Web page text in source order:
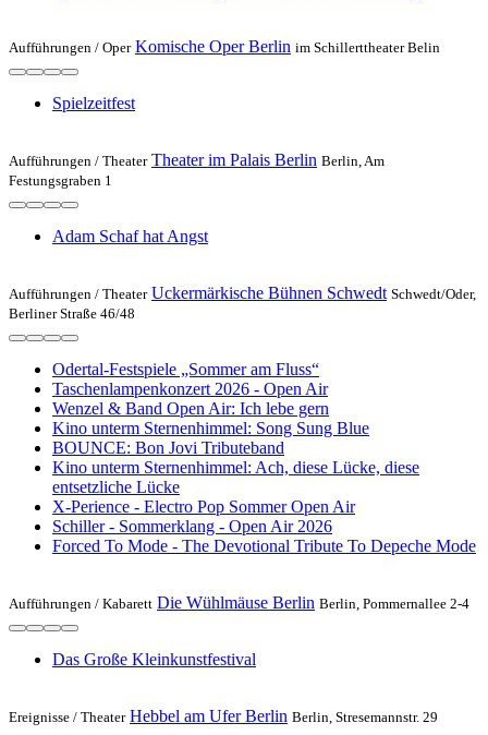
Aufführungen / Oper Komische Oper Berlin im Schillerttheater Belin
Spielzeit­fest
Aufführungen / Theater Theater im Palais Berlin Berlin, Am
Festungsgraben 1
Adam Schaf hat Angst
Aufführungen / Theater Uckermärkische Bühnen Schwedt Schwedt/Oder,
Berliner Straße 46/48
Odertal-Festspiele „Sommer am Fluss“
Taschenlampenkonzert 2026 - Open Air
Wenzel & Band Open Air: Ich lebe gern
Kino unterm Sternenhimmel: Song Sung Blue
BOUNCE: Bon Jovi Tributeband
Kino unterm Sternenhimmel: Ach, diese Lücke, diese
entsetzliche Lücke
X-Perience - Electro Pop Sommer Open Air
Schiller - Sommerklang - Open Air 2026
Forced To Mode - The Devotional Tribute To Depeche Mode
Aufführungen / Kabarett Die Wühlmäuse Berlin Berlin, Pommernallee 2-4
Das Große Kleinkunstfestival
Ereignisse / Theater Hebbel am Ufer Berlin Berlin, Stresemannstr. 29